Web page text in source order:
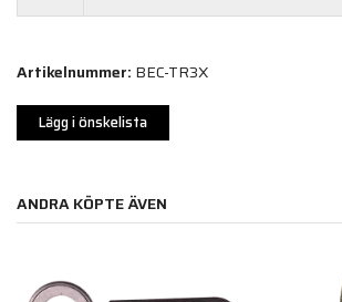
Artikelnummer: BEC-TR3X
Lägg i önskelista
ANDRA KÖPTE ÄVEN